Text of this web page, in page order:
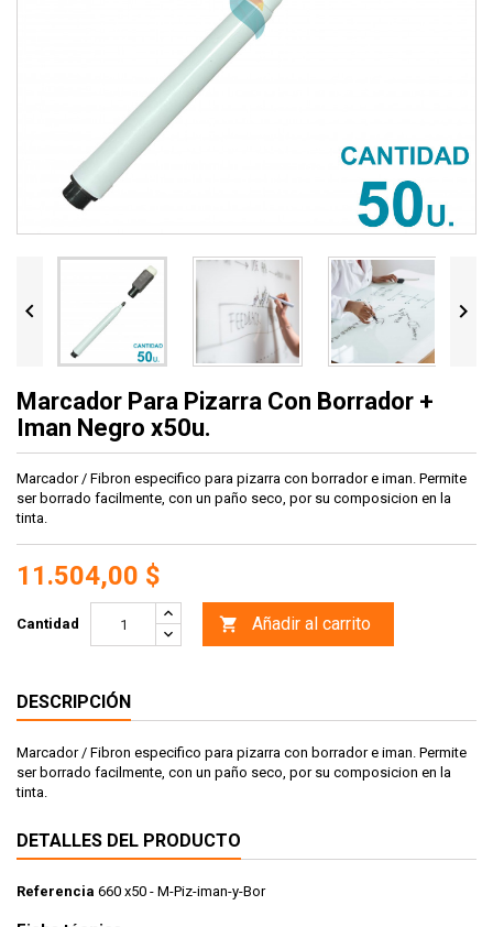
 
Marcador Para Pizarra Con Borrador +
Iman Negro x50u.
Marcador / Fibron especifico para pizarra con borrador e iman. Permite
ser borrado facilmente, con un paño seco, por su composicion en la
tinta.
11.504,00 $
Cantidad  Añadir al carrito
DESCRIPCIÓN
Marcador / Fibron especifico para pizarra con borrador e iman. Permite
ser borrado facilmente, con un paño seco, por su composicion en la
tinta.
DETALLES DEL PRODUCTO
Referencia 660 x50 - M-Piz-iman-y-Bor